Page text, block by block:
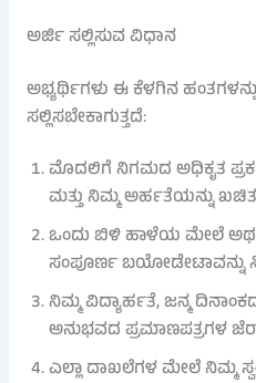
ಅರ್ಜಿ ಸಲ್ಲಿಸುವ ವಿಧಾನ
ಅಭ್ಯರ್ಥಿಗಳು ಈ ಕೆಳಗಿನ
ಸಲ್ಲಿಸಬೇಕಾಗುತ್ತದೆ:
ಮೊದಲಿಗೆ ನಿಗಮದ ಅಧಿಕೃತ
ಮತ್ತು ನಿಮ್ಮ ಅರ್ಹತೆಯನ್ನು
ಒಂದು ಬಿಳಿ ಹಾಳೆಯ ಮೇಲೆ
ಸಂಪೂರ್ಣ ಬಯೋಡೇಟಾವನ್ನು
ನಿಮ್ಮ ವಿದ್ಯಾರ್ಹತೆ, ಜನ್ಮ
ಅನುಭವದ ಪ್ರಮಾಣಪತ್ರಗಳ
ಎಲ್ಲಾ ದಾಖಲೆಗಳ ಮೇಲೆ ನಿಮ್ಮ